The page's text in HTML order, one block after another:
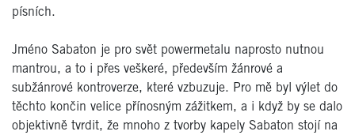
písních.
Jméno Sabaton je pro svět powermetalu naprosto nutnou
mantrou, a to i přes veškeré, především žánrové a
subžánrové kontroverze, které vzbuzuje. Pro mě byl výlet do
těchto končin velice přínosným zážitkem, a i když by se dalo
objektivně tvrdit, že mnoho z tvorby kapely Sabaton stojí na